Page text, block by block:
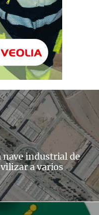
nave industrial de
a varios